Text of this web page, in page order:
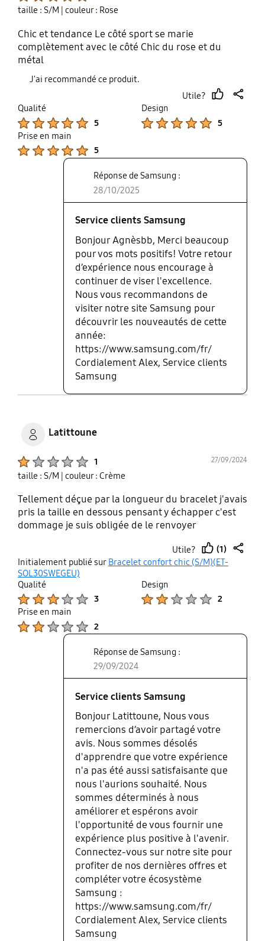
taille : S/M
| couleur : Rose
Chic et tendance Le côté sport se marie
complètement avec le côté Chic du rose et du
métal
J'ai recommandé ce produit.
Utile?
up
Qualité
5
Design
5
Prise en main
5
Réponse de Samsung :
28/10/2025
Service clients Samsung
Bonjour Agnèsbb, Merci beaucoup
pour vos mots positifs! Votre retour
d’expérience nous encourage à
continuer de viser l'excellence.
Nous vous recommandons de
visiter notre site Samsung pour
découvrir les nouveautés de cette
année:
https://www.samsung.com/fr/
Cordialement Alex, Service clients
Samsung
Latittoune
1 27/09/2024
taille : S/M | couleur : Crème
Tellement déçue par la longueur du bracelet j'avais
pris la taille en dessous pensant y échapper c'est
dommage je suis obligée de le renvoyer
Utile?
thumb
(1)
Initialement publié sur Bracelet confort chic (S/M)(ET-
SOL30SWEGEU)
Qualité
3
Design
2
Prise en main
2
Réponse de Samsung :
29/09/2024
Service clients Samsung
Bonjour Latittoune, Nous vous
remercions d’avoir partagé votre
avis. Nous sommes désolés
d'apprendre que votre expérience
n'a pas été aussi satisfaisante que
nous l'aurions souhaité. Nous
sommes déterminés à nous
améliorer et espérons avoir
l'opportunité de vous fournir une
expérience plus positive à l'avenir.
Connectez-vous sur notre site pour
profiter de nos dernières offres et
compléter votre écosystème
Samsung :
https://www.samsung.com/fr/
Cordialement Alex, Service clients
Samsung